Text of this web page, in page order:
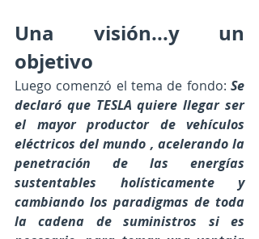
Una visión...y un
objetivo
Luego comenzó el tema de fondo: Se
declaró que TESLA quiere llegar ser
el mayor productor de vehículos
eléctricos del mundo , acelerando la
penetración de las energías
sustentables holísticamente y
cambiando los paradigmas de toda
la cadena de suministros si es